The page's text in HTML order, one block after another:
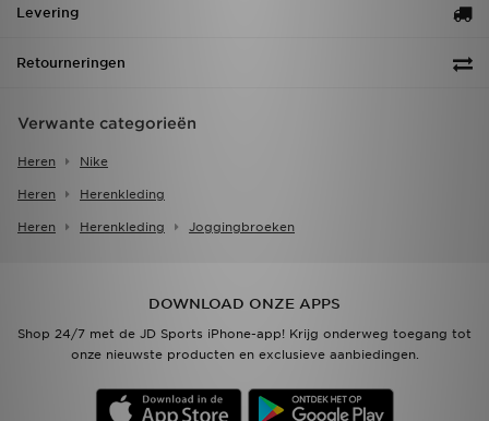
Levering
Retourneringen
Verwante categorieën
Heren Nike
Heren Herenkleding
Heren Herenkleding Joggingbroeken
DOWNLOAD ONZE APPS
Shop 24/7 met de JD Sports iPhone-app! Krijg onderweg toegang tot
onze nieuwste producten en exclusieve aanbiedingen.